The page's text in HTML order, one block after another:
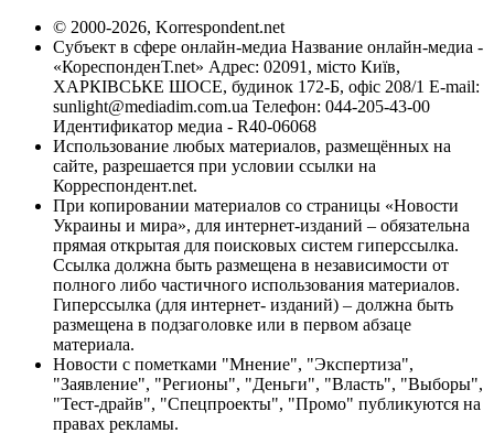
© 2000-2026, Korrespondent.net
Субъект в сфере онлайн-медиа Название онлайн-медиа -
«КореспонденТ.net» Адрес: 02091, місто Київ,
ХАРКІВСЬКЕ ШОСЕ, будинок 172-Б, офіс 208/1 E-mail:
sunlight@mediadim.com.ua Телефон: 044-205-43-00
Идентификатор медиа - R40-06068
Использование любых материалов, размещённых на
сайте, разрешается при условии ссылки на
Корреспондент.net.
При копировании материалов со страницы «Новости
Украины и мира», для интернет-изданий – обязательна
прямая открытая для поисковых систем гиперссылка.
Ссылка должна быть размещена в независимости от
полного либо частичного использования материалов.
Гиперссылка (для интернет- изданий) – должна быть
размещена в подзаголовке или в первом абзаце
материала.
Новости с пометками "Мнение", "Экспертиза",
"Заявление", "Регионы", "Деньги", "Власть", "Выборы",
"Тест-драйв", "Спецпроекты", "Промо" публикуются на
правах рекламы.